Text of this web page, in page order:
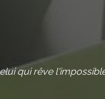
qui rêve